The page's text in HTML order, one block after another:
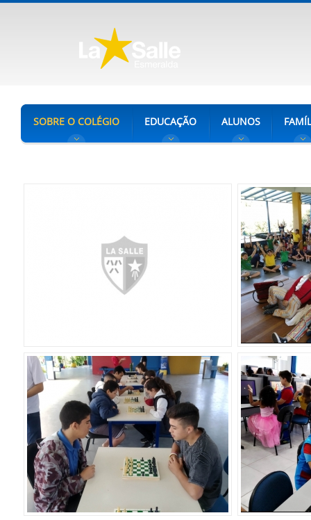
SOBRE O COLÉGIO EDUCAÇÃO ALUNOS